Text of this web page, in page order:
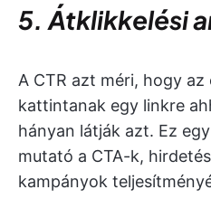
5. Átklikkelési
A CTR azt méri, hogy
kattintanak egy linkre
hányan látják azt. Ez
mutató a CTA-k,
kampányok